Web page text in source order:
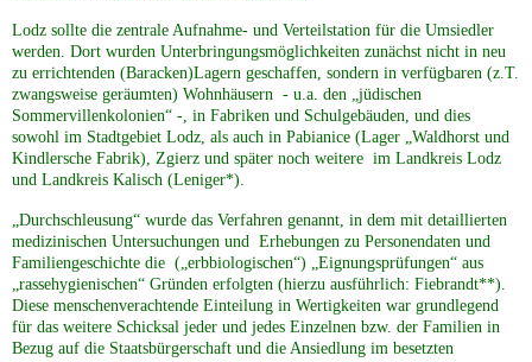
Lodz sollte die zentrale Aufnahme- und Verteilstation für die Umsiedler
werden. Dort wurden Unterbringungsmöglichkeiten zunächst nicht in neu
zu errichtenden (Baracken)Lagern geschaffen, sondern in verfügbaren (z.T.
zwangsweise geräumten) Wohnhäusern - u.a. den „jüdischen
Sommervillenkolonien“ -, in Fabriken und Schulgebäuden, und dies
sowohl im Stadtgebiet Lodz, als auch in Pabianice (Lager „Waldhorst und
Kindlersche Fabrik), Zgierz und später noch weitere im Landkreis Lodz
und Landkreis Kalisch (Leniger*).
„Durchschleusung“ wurde das Verfahren genannt, in dem mit detaillierten
medizinischen Untersuchungen und Erhebungen zu Personendaten und
Familiengeschichte die („erbbiologischen“) „Eignungsprüfungen“ aus
„rassehygienischen“ Gründen erfolgten (hierzu ausführlich: Fiebrandt**).
Diese menschenverachtende Einteilung in Wertigkeiten war grundlegend
für das weitere Schicksal jeder und jedes Einzelnen bzw. der Familien in
Bezug auf die Staatsbürgerschaft und die Ansiedlung im besetzten